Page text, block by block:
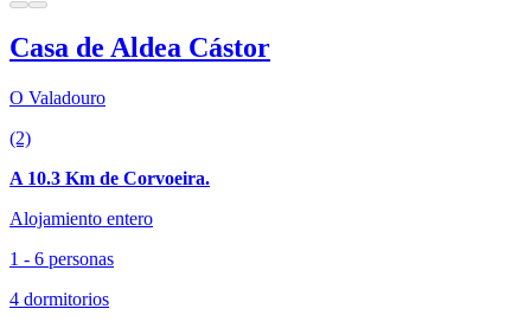
Casa de Aldea Cástor
O Valadouro
(2)
A 10.3 Km de Corvoeira.
Alojamiento entero
1 - 6 personas
4 dormitorios